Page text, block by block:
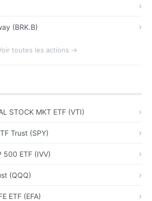
(BRK.B)
toutes les actions →
STOCK MKT ETF (VTI)
Trust (SPY)
500 ETF (IVV)
(QQQ)
ETF (EFA)